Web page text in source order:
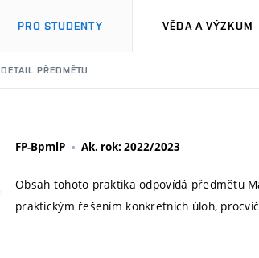
PRO STUDENTY VĚDA A VÝZKUM
DETAIL PŘEDMĚTU
FP-BpmlP Ak. rok: 2022/2023
Obsah tohoto praktika odpovídá předmětu
praktickým řešením konkretních úloh,